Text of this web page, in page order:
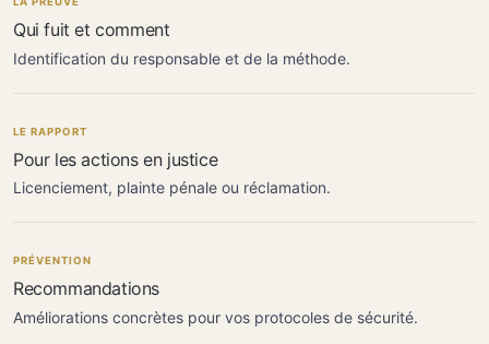
Qui fuit et comment
Identification du responsable et de la méthode.
LE RAPPORT
Pour les actions en justice
Licenciement, plainte pénale ou réclamation.
PRÉVENTION
Recommandations
Améliorations concrètes pour vos protocoles de sécurité.